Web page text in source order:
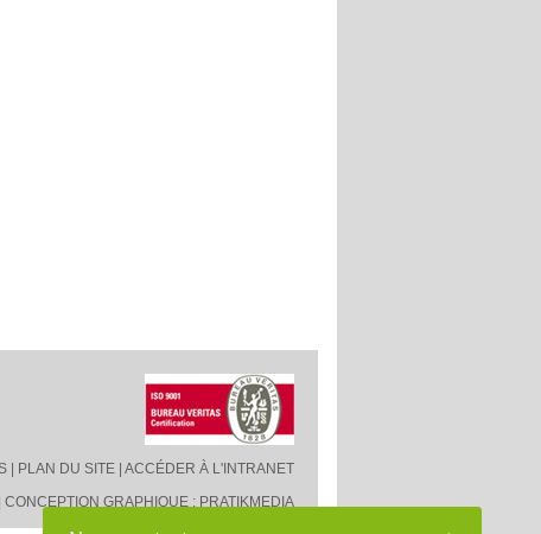
PLAN DU SITE ACCÉDER À L'INTRANET
CONCEPTION GRAPHIQUE : PRATIKMEDIA